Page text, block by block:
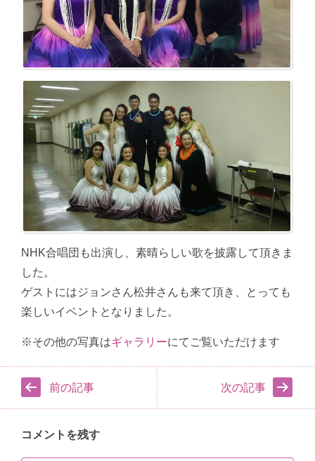
NHK合唱団も出演し、素晴らしい歌を披露して頂きま
した。
ゲストにはジョンさん松井さんも来て頂き、とっても
楽しいイベントとなりました。
※その他の写真はギャラリーにてご覧いただけます
前の記事 次の記事
コメントを残す